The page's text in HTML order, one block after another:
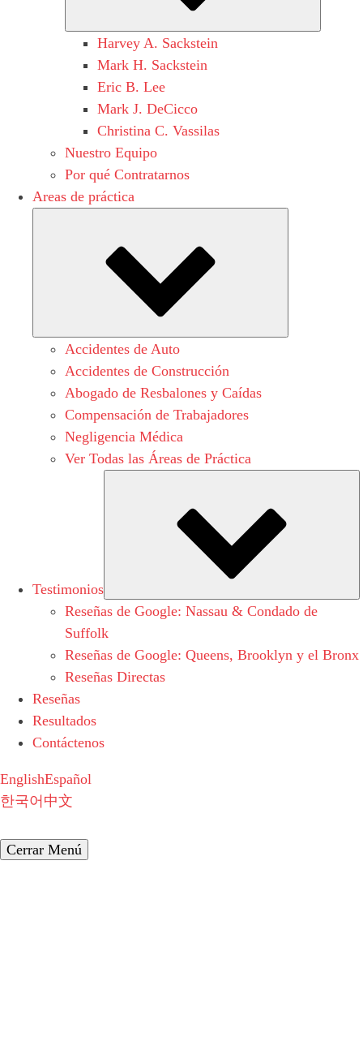
Harvey A. Sackstein
Mark H. Sackstein
Eric B. Lee
Mark J. DeCicco
Christina C. Vassilas
Nuestro Equipo
Por qué Contratarnos
Areas de práctica
Accidentes de Auto
Accidentes de Construcción
Abogado de Resbalones y Caídas
Compensación de Trabajadores
Negligencia Médica
Ver Todas las Áreas de Práctica
Testimonios
Reseñas de Google: Nassau & Condado de
Suffolk
Reseñas de Google: Queens, Brooklyn y el Bronx
Reseñas Directas
Reseñas
Resultados
Contáctenos
EnglishEspañol
한국어 中文
Cerrar Menú